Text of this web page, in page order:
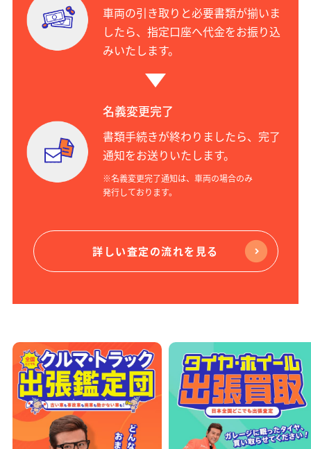
車両の引き取りと必要書類が揃いま
したら、指定口座へ代金をお振り込
みいたします。
名義変更完了
書類手続きが終わりましたら、完了
通知をお送りいたします。
※名義変更完了通知は、車両の場合のみ
発行しております。
詳しい査定の流れを見る